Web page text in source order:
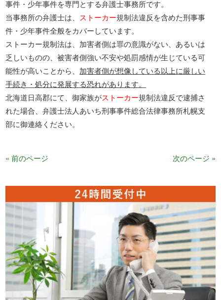
事件・少年事件を専門とする弁護士事務所です。
当事務所の弁護士は、 ストーカー規制法違反を含めた刑事事
件・少年事件全般をカバーしています。
ストーカー規制法は、加害者側は罪の意識がない、あるいは
乏しいものの、被害者側強い不安や処罰感情が生じている可
能性が高いことから、 加害者側が想像している以上に厳しい
手続き・処分に発展する恐れがあります。
北海道日高郡にて、御家族がストーカー規制法違反で逮捕さ
れた場合、弁護士法人あいち刑事事件総合法律事務所札幌支
部に御連絡ください。
« 前のページ 次のページ »